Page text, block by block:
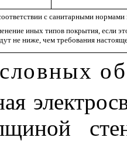
с санитарными нормами
иных типов покрытия, если
не ниже, чем требования